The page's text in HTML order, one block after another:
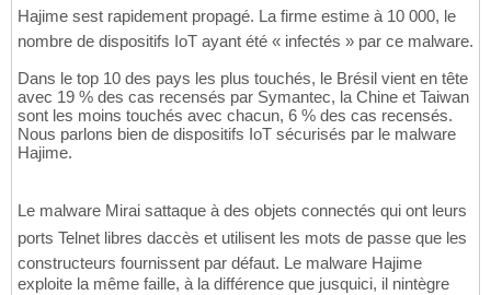
Hajime sest rapidement propagé. La firme estime à 10 000, le
nombre de dispositifs IoT ayant été « infectés » par ce malware.
Dans le top 10 des pays les plus touchés, le Brésil vient en tête
avec 19 % des cas recensés par Symantec, la Chine et Taiwan
sont les moins touchés avec chacun, 6 % des cas recensés.
Nous parlons bien de dispositifs IoT sécurisés par le malware
Hajime.
Le malware Mirai sattaque à des objets connectés qui ont leurs
ports Telnet libres daccès et utilisent les mots de passe que les
constructeurs fournissent par défaut. Le malware Hajime
exploite la même faille, à la différence que jusquici, il nintègre